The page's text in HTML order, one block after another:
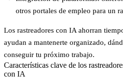
otros portales de empleo para un
Los rastreadores con IA ahorran
ayudan a mantenerte organizado,
conseguir tu próximo trabajo.
Características clave de los
con IA